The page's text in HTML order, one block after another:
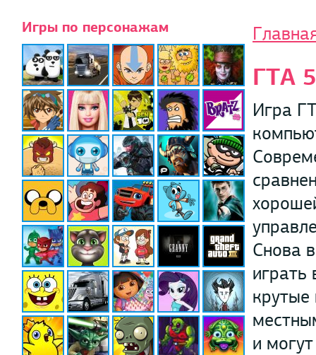
Игры по персонажам
ГТА
Игра
Снова
играть
и